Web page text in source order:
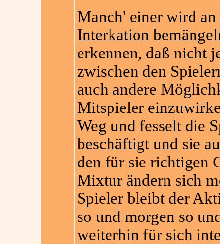
Manch' einer wird an
Interkation
erkennen, daß nicht
zwischen den
auch andere
Mitspieler
Weg und fesselt die
beschäftigt und sie
den für sie richtigen
Mixtur ändern sich
Spieler bleibt der
so und morgen so
weiterhin für sich